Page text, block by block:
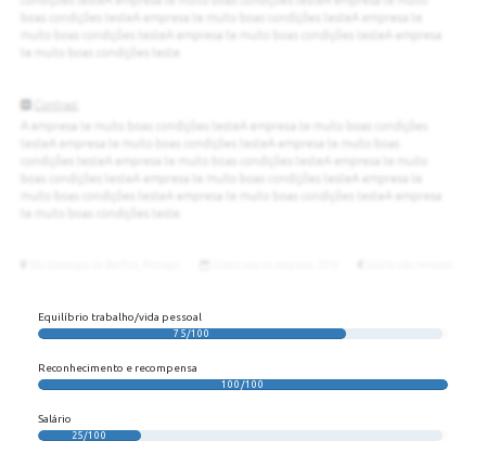
Equilíbrio trabalho/vida pessoal
75/100
Reconhecimento e recompensa
100/100
Salário
25/100